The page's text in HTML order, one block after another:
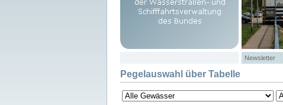
Newsletter
Pegelauswahl über Tabelle